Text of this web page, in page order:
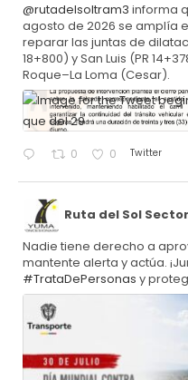
@rutadelsoltram3 informa
agosto de 2026 se amplía
reparar las juntas de
18+800) y San Luis (PR
Roque–La Loma (Cesar).
0 0 Twitter
Ruta del Sol
Nadie tiene derecho a
mantente alerta y actúa.
#TrataDePersonas y